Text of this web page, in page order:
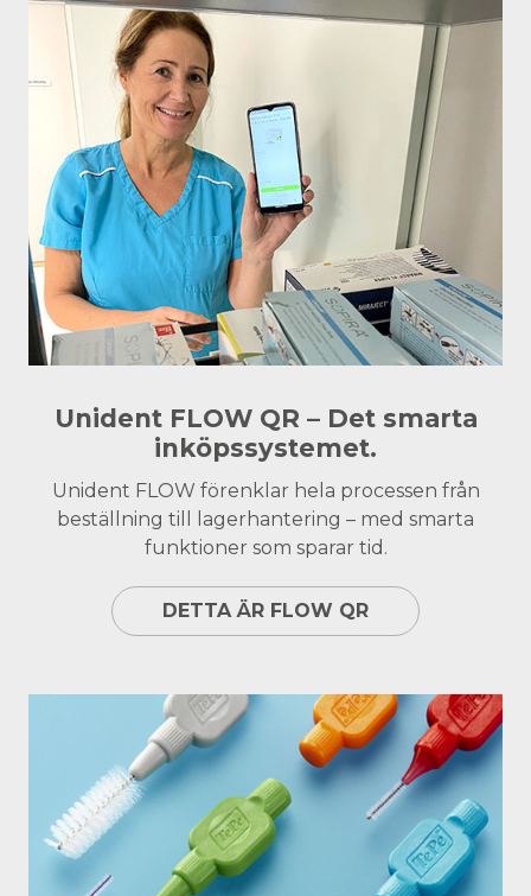
Unident FLOW QR – Det smarta
inköpssystemet.
Unident FLOW förenklar hela processen från
beställning till lagerhantering – med smarta
funktioner som sparar tid.
DETTA ÄR FLOW QR